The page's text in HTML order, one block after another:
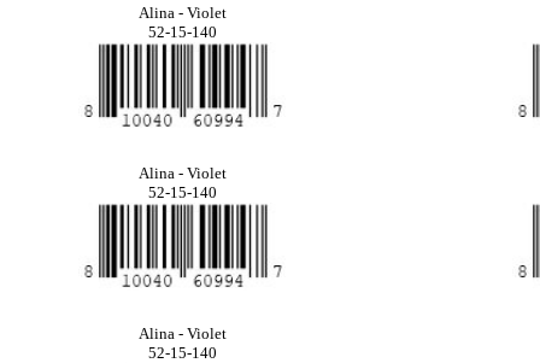
Alina - Violet
52-15-140
Alina - Violet
52-15-140
Alina - Violet
52-15-140